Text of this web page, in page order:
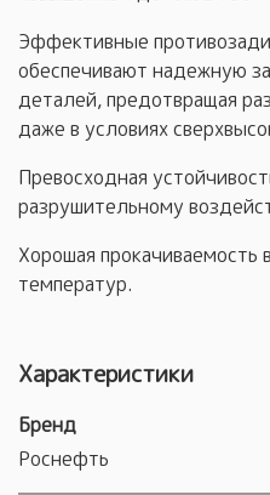
Эффективные
обеспечивают надежную
деталей, предотвращая
даже в условиях
Превосходная
разрушительному
Хорошая прокачиваемость
температур.
Характеристики
Бренд
Роснефть